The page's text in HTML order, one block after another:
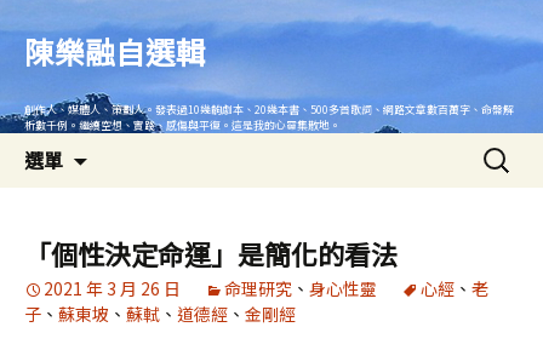
內
陳樂融自選輯
創作人、媒體人、策劃人。發表過10幾齣劇本、20幾本書、500多首歌詞、網路文章數百萬字、命盤解
析數千例。繼續空想、實踐、感傷與平復。這是我的心靈集散地。
選單
搜
尋
「個性決定命運」是簡化的看法
2021 年 3 月 26 日 命理研究 、 身心性靈 心經 、 老
子 、 蘇東坡 、 蘇軾 、 道德經 、 金剛經